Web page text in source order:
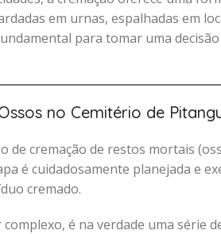
em urnas, espalhadas em
para tomar uma
no Cemitério de
de cremação de restos mortais
é cuidadosamente planejada e
cremado.
é na verdade uma série